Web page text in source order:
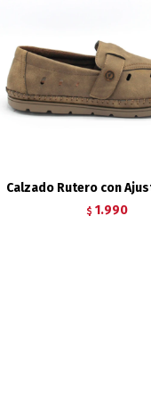
Calzado Rutero con
$ 1.990